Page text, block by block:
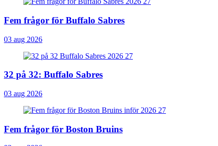
Fem frågor för Buffalo Sabres
03 aug 2026
32 på 32: Buffalo Sabres
03 aug 2026
Fem frågor för Boston Bruins